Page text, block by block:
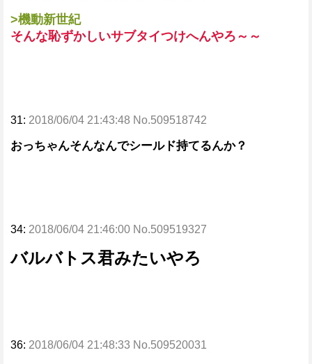
>機動新世紀
そんな恥ずかしいサブタイつけへんやろ～～
31: 2018/06/04 21:43:48 No.509518742
おっちゃんそんなんでシールド持てるんか？
34: 2018/06/04 21:46:00 No.509519327
バルバトス君みたいやろ
36: 2018/06/04 21:48:33 No.509520031